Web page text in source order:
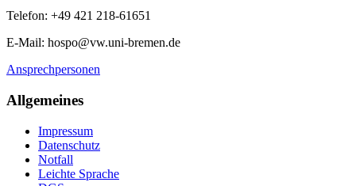
Telefon: +49 421 218-61651
E-Mail: hospo@vw.uni-bremen.de
Ansprechpersonen
Allgemeines
Impressum
Datenschutz
Notfall
Leichte Sprache